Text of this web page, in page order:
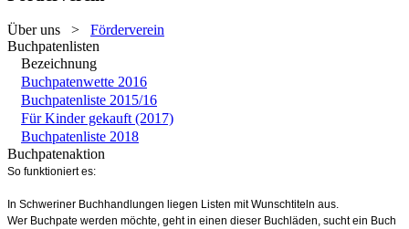
Über uns > Förderverein
Buchpatenlisten
Bezeichnung
Buchpatenwette 2016
Buchpatenliste 2015/16
Für Kinder gekauft (2017)
Buchpatenliste 2018
Buchpatenaktion
So funktioniert es:
In Schweriner Buchhandlungen liegen Listen mit Wunschtiteln aus.
Wer Buchpate werden möchte, geht in einen dieser Buchläden, sucht ein Buch